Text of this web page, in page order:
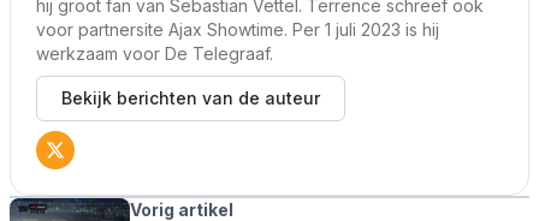
hij groot fan van Sebastian Vettel. Terrence schreef ook
voor partnersite Ajax Showtime. Per 1 juli 2023 is hij
werkzaam voor De Telegraaf.
Bekijk berichten van de auteur
Vorig artikel